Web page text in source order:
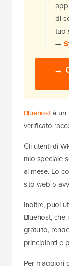
di
tuo
—
→
Bluehostè un
verificato
Gli utenti di
mio speciale
al mese. Lo
sito web o
Inoltre, puoi
Bluehost,
gratuito,
principianti e
Per maggiori